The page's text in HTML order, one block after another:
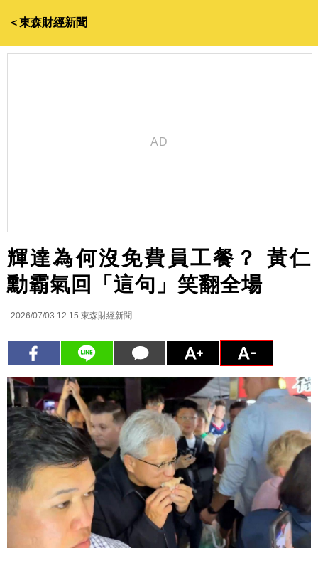
＜東森財經新聞
輝達為何沒免費員工餐？ 黃仁
勳霸氣回「這句」笑翻全場
2026/07/03 12:15 東森財經新聞